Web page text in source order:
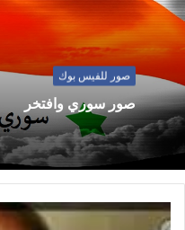
صور للفيس بوك
صور سوري وافتخر